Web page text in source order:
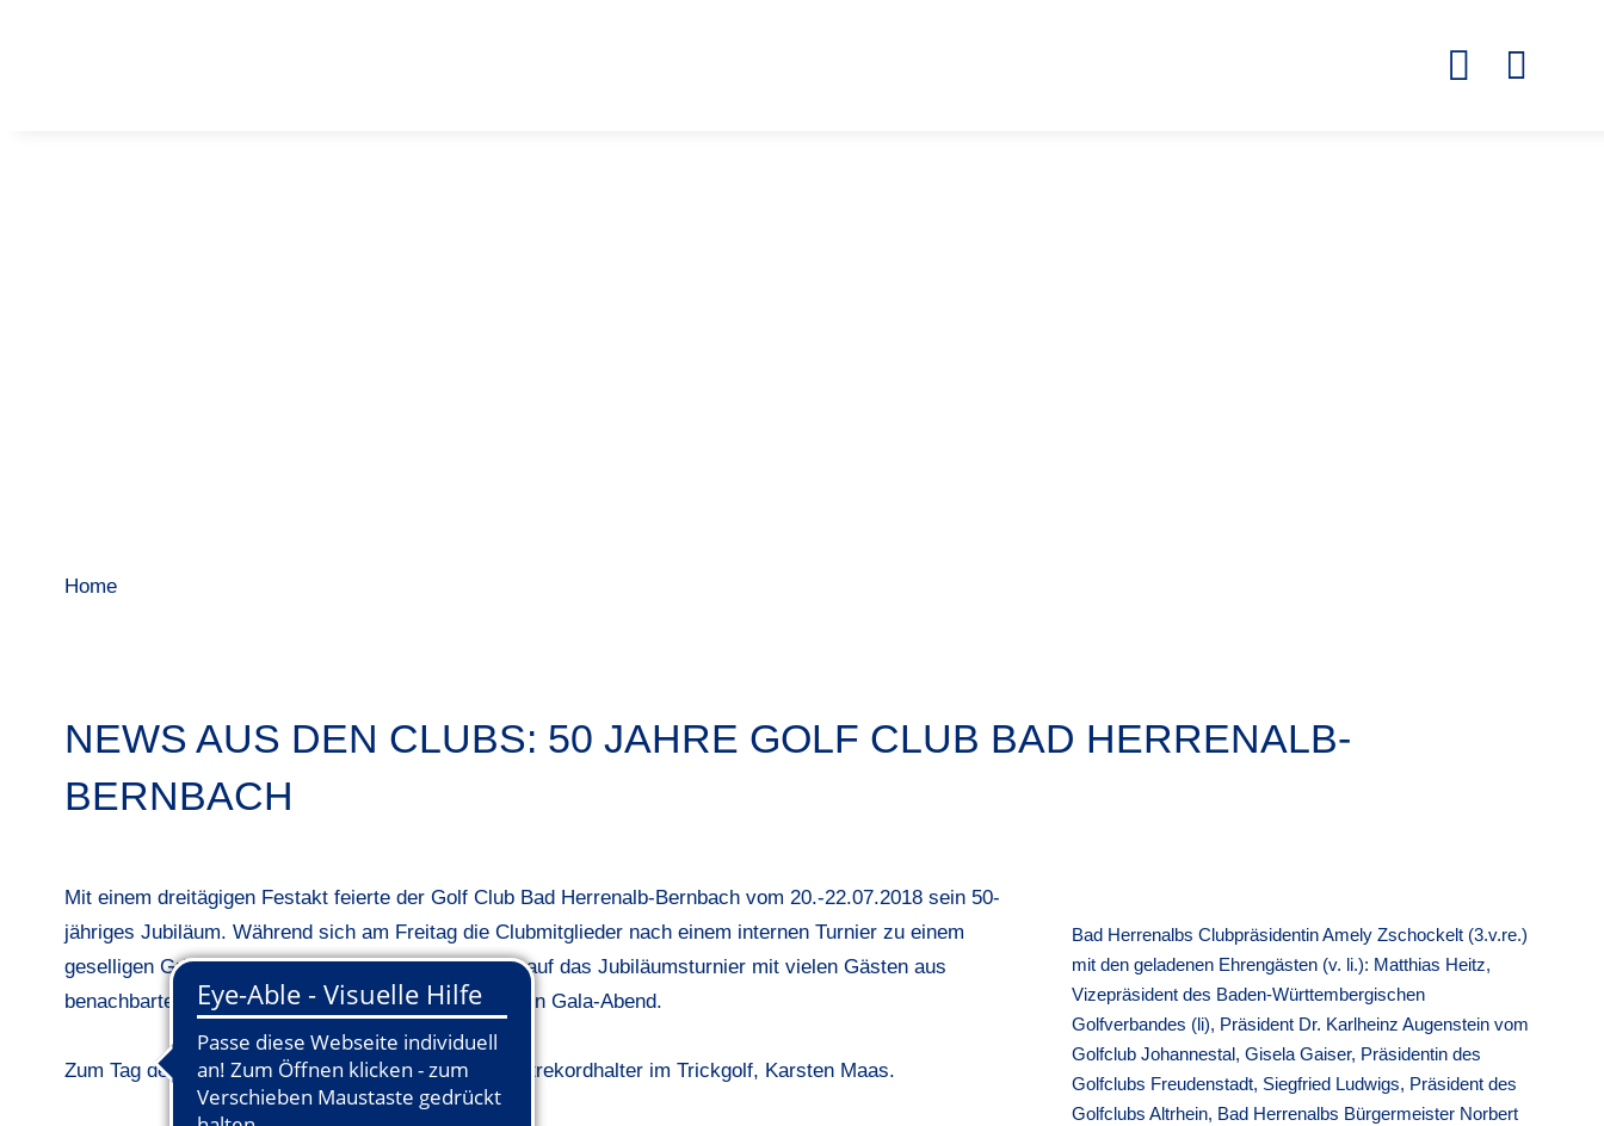
Home
NEWS AUS DEN CLUBS: 50 JAHRE GOLF CLUB BAD HERRENALB-
BERNBACH
Mit einem dreitägigen Festakt feierte der Golf Club Bad Herrenalb-Bernbach vom 20.-22.07.2018 sein 50-
jähriges Jubiläum. Während sich am Freitag die Clubmitglieder nach einem internen Turnier zu einem
geselligen Grillabend trafen, startete schon tags darauf das Jubiläumsturnier mit vielen Gästen aus
benachbarten Clubs und endete mit einem glanzvollen Gala-Abend.
Zum Tag der offenen Tür lockte am Sonntag der Weltrekordhalter im Trickgolf, Karsten Maas.
Bad Herrenalbs Clubpräsidentin Amely Zschockelt (3.v.re.)
mit den geladenen Ehrengästen (v. li.): Matthias Heitz,
Vizepräsident des Baden-Württembergischen
Golfverbandes (li), Präsident Dr. Karlheinz Augenstein vom
Golfclub Johannestal, Gisela Gaiser, Präsidentin des
Golfclubs Freudenstadt, Siegfried Ludwigs, Präsident des
Golfclubs Altrhein, Bad Herrenalbs Bürgermeister Norbert